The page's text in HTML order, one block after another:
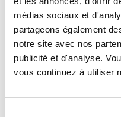
médias sociaux et
partageons également
notre site avec nos
publicité et d'analyse.
vous continuez à utiliser
Re-uz ® bietet eine große
Tassenbechern. Es werden
gerecht zu werden.
Jeder Becher wird auseinem
Kunststofflegierung